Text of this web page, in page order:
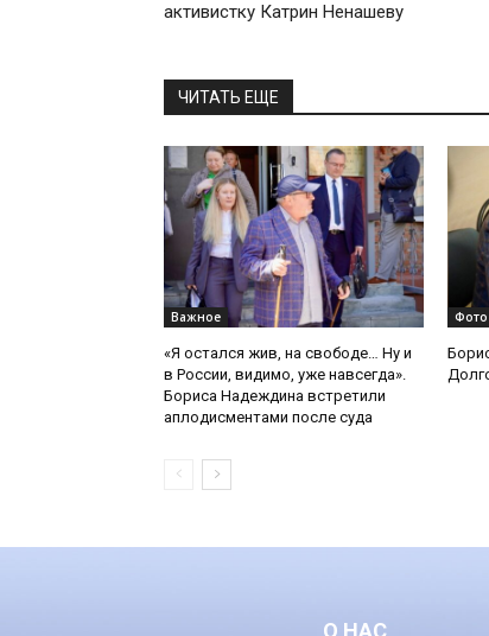
активистку Катрин Ненашеву
ЧИТАТЬ ЕЩЕ
Важное
«Я остался жив, на свободе… Ну и
в России, видимо, уже навсегда».
Бориса Надеждина встретили
аплодисментами после суда
Фото
О НАС